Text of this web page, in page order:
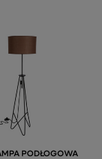
PODŁOGOWA